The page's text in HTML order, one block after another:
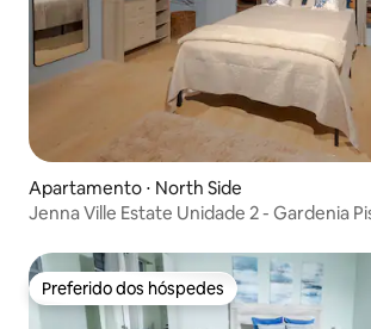
Apartamento ⋅ North Side
Jenna Ville Estate Unidade 2 -
Preferido dos hóspedes
Preferido dos hóspedes